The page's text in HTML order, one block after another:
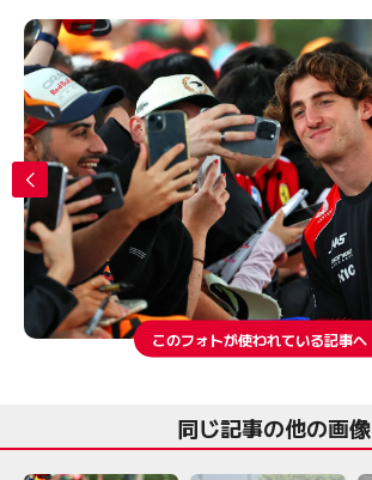
このフォトが使われている記事へ
同じ記事の他の画像